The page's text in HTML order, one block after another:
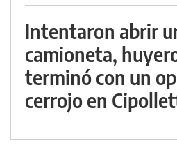
Intentaron abrir
camioneta,
terminó con un
cerrojo en